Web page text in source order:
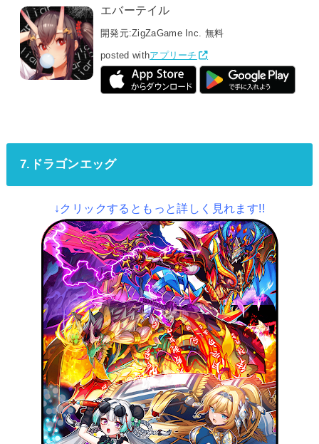
エバーテイル
開発元:ZigZaGame Inc. 無料
posted withアプリーチ
7.ドラゴンエッグ
↓クリックするともっと詳しく見れます!!